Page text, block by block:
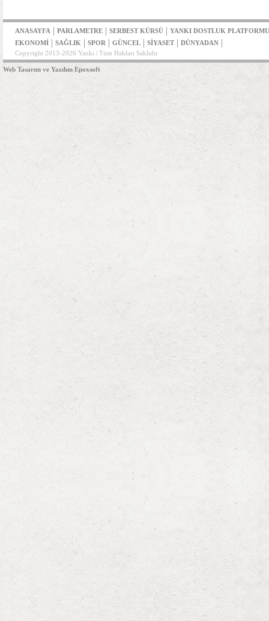
ANASAYFA | PARLAMETRE | SERBEST KÜRSÜ | YANKI DOSTLUK PLATFORMU
EKONOMİ | SAĞLIK | SPOR | GÜNCEL | SİYASET | DÜNYADAN |
Copyright 2013-2026 Yankı | Tüm Hakları Saklıdır
Web Tasarım ve Yazılım Epoxsoft